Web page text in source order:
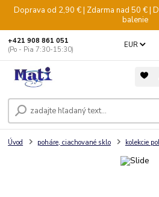
Doprava od 2,90 € | Zdarma nad 50 € |
balenie
EUR
+421 908 861 051
(Po - Pia 7:30-15:30)
Úvod poháre, ciachované sklo kolekcie